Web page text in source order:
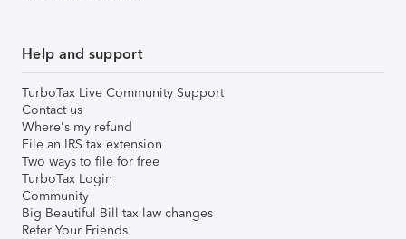
Help and support
TurboTax Live Community Support
Contact us
Where's my refund
File an IRS tax extension
Two ways to file for free
TurboTax Login
Community
Big Beautiful Bill tax law changes
Refer Your Friends